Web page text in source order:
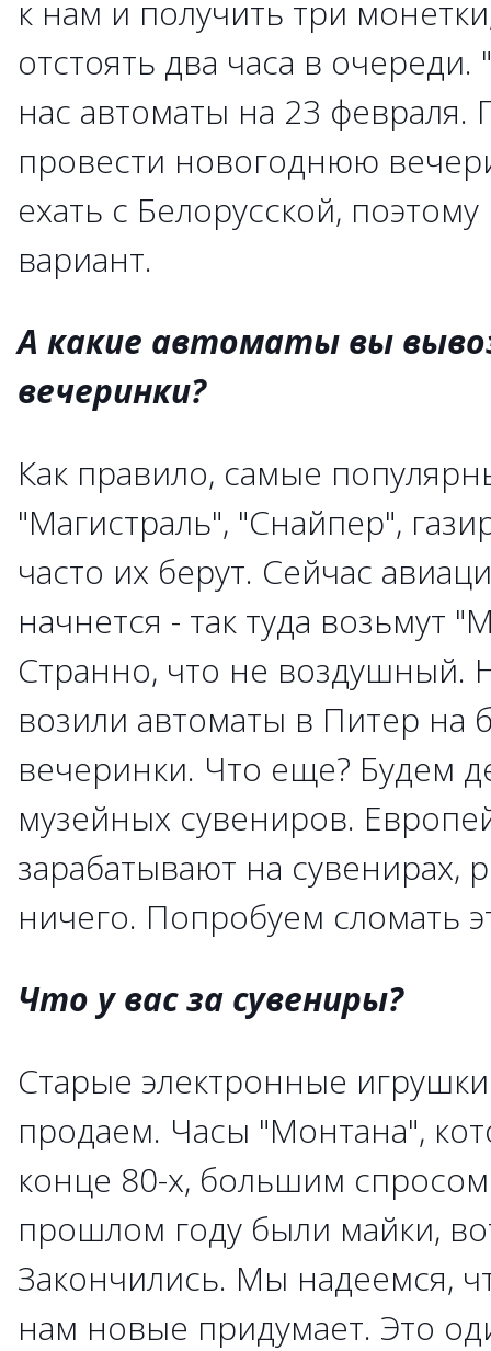
к нам и получить три
отстоять два часа в очереди.
нас автоматы на 23 февраля.
провести новогоднюю
ехать с Белорусской,
вариант.
А какие автоматы вы
вечеринки?
Как правило, самые
"Магистраль", "Снайпер",
часто их берут. Сейчас
начнется - так туда возьмут
Странно, что не воздушный.
возили автоматы в Питер на
вечеринки. Что еще? Будем
музейных сувениров.
зарабатывают на сувенирах,
ничего. Попробуем сломать
Что у вас за сувениры?
Старые электронные
продаем. Часы "Монтана",
конце 80-х, большим
прошлом году были майки,
Закончились. Мы надеемся,
нам новые придумает. Это